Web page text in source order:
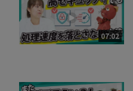
07:02